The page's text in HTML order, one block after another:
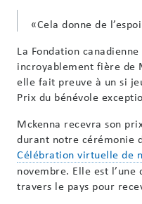
«Cela donne de
La Fondation
incroyablement fière de
elle fait preuve à un si
Prix du bénévole
Mckenna recevra son
durant notre cérémonie
Célébration virtuelle de
novembre. Elle est l’une
travers le pays pour